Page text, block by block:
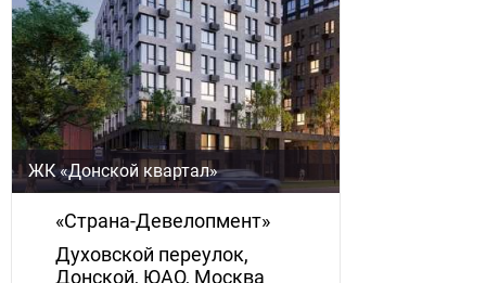
ЖК «Донской квартал»
«Страна-Девелопмент»
Духовской переулок,
Донской, ЮАО, Москва